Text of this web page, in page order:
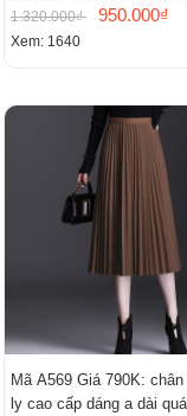
1.320.000₫ 950.000₫
Xem: 1640
Mã A569 Giá 790K:
ly cao cấp dáng a dài